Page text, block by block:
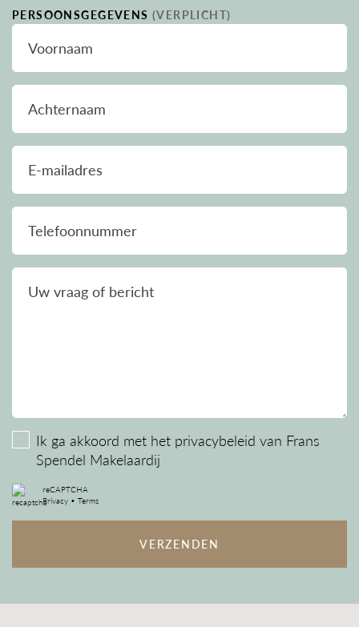
PERSOONSGEGEVENS (VERPLICHT)
Voornaam
Achternaam
E-mailadres
Telefoonnummer
Uw vraag of bericht
Ik ga akkoord met het privacybeleid van Frans
Spendel Makelaardij
reCAPTCHA
Privacy • Terms
VERZENDEN